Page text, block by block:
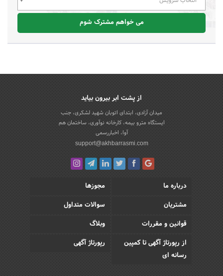
می خواهم مشترک شوم
از پشت ابر بیرون بیاید
میدان آزادی، ابتدای اتوبان شهید لشکری، جنب
ایستگاه مترو بیمه، کارخانه نوآوری، ساختمان هم
آوا، اخباررسمی
support@akhbarrasmi.com
درباره ما
مجوزها
مشتریان
سوالات متداول
قوانین و مقررات
وبلاگ
از رپورتاژ آگهی تا کمپین
رسانه ای
رپورتاژ آگهی